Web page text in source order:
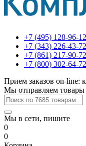
+7 (495) 128-96-12
+7 (343) 226-43-72
+7 (861) 217-90-72
+7 (800) 302-64-72
Прием заказов on-line:
Мы отправляем
Мы в сети, пишите
0
0